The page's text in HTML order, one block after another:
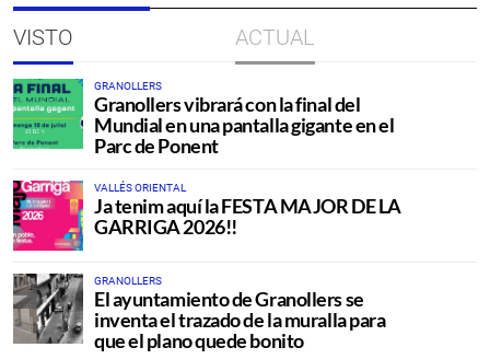
VISTO ACTUAL
GRANOLLERS
Granollers vibrará con la final del
Mundial en una pantalla gigante en el
Parc de Ponent
VALLÉS ORIENTAL
Ja tenim aquí la FESTA MAJOR DE LA
GARRIGA 2026!!
GRANOLLERS
El ayuntamiento de Granollers se
inventa el trazado de la muralla para
que el plano quede bonito